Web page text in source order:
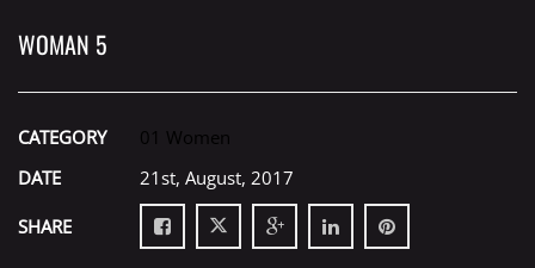
WOMAN 5
CATEGORY
01 Women
DATE
21st, August, 2017
SHARE